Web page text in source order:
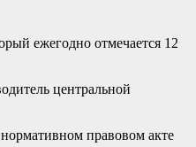
ежегодно отмечается 12
центральной
правовом акте